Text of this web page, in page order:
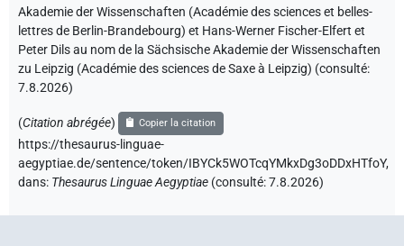
Akademie der Wissenschaften (Académie des sciences et belles-
lettres de Berlin-Brandebourg) et Hans-Werner Fischer-Elfert et
Peter Dils au nom de la Sächsische Akademie der Wissenschaften
zu Leipzig (Académie des sciences de Saxe à Leipzig) (consulté:
7.8.2026)
(Citation abrégée) Copier la citation
https://thesaurus-linguae-
aegyptiae.de/sentence/token/IBYCk5WOTcqYMkxDg3oDDxHTfoY,
dans: Thesaurus Linguae Aegyptiae (consulté:7.8.2026)